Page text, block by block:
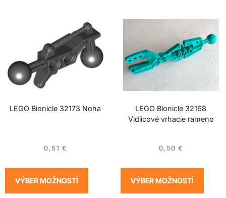
LEGO Bionicle 32173 Noha
0,51 €
VÝBER MOŽNOSTÍ
LEGO Bionicle 32168
Vidlicové vrhacie rameno
0,50 €
VÝBER MOŽNOSTÍ